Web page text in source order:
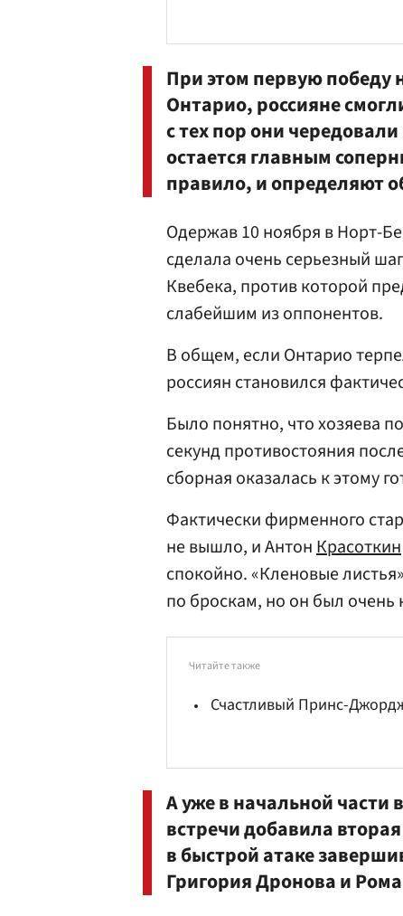
При этом первую
Онтарио, россияне
с тех пор они
остается главным
правило, и определяют
Одержав 10 ноября в Норт-
сделала очень серьезный
Квебека, против которой
слабейшим из оппонентов.
В общем, если Онтарио
россиян становился
Было понятно, что хозяева
секунд противостояния
сборная оказалась к этому
Фактически фирменного
не вышло, и АнтонКрасоткин
спокойно. «Кленовые
по броскам, но он был
Читайте также
Счастливый Принс-
А уже в начальной части
встречи добавила
в быстрой атаке
Григория Дроноваи